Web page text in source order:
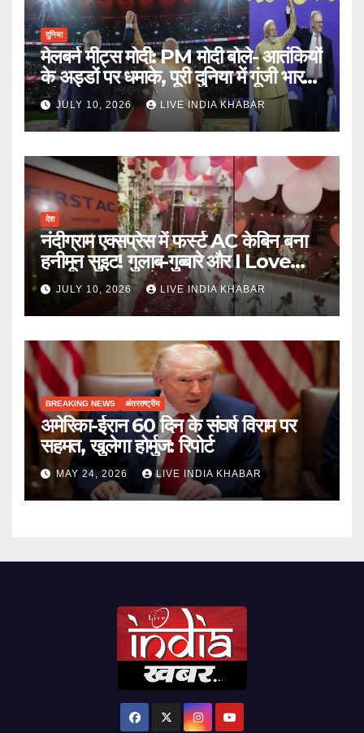
दुनिया
मेलबर्न मीट्स मोदी: PM मोदी बोले- आतंकियों
के अड्डों पर धमाके, पूरी दुनिया में गूंजी भारत
की ताकत
JULY 10, 2026 LIVE INDIA KHABAR
देश
नंदीग्राम एक्सप्रेस में फर्स्ट AC केबिन बना
हनीमून सुइट! गुलाब-गुब्बारे और I Love
You, TTE सस्पेंड
JULY 10, 2026 LIVE INDIA KHABAR
BREAKING NEWS अंतरराष्ट्रीय
अमेरिका-ईरान 60 दिन के संघर्ष विराम पर
सहमत, खुलेगा होर्मुज: रिपोर्ट
MAY 24, 2026 LIVE INDIA KHABAR